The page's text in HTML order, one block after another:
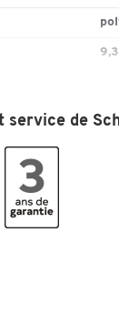
9,3
service de